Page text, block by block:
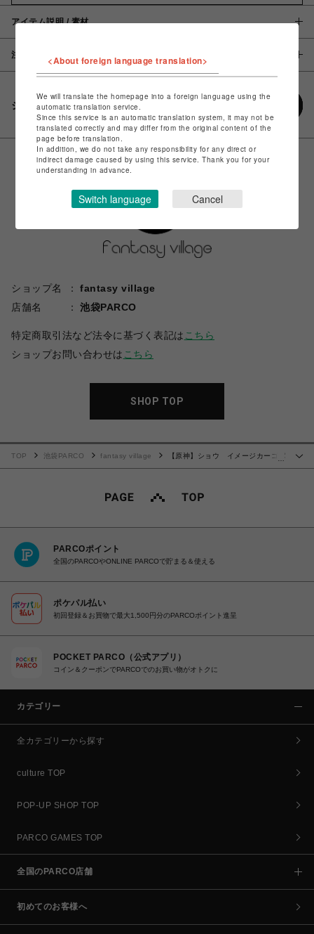
アイテム説明 / 素材
注意事項
シェアする
ショップ名
fantasy village
店舗名
池袋PARCO
特定商取引法など法令に基づく表記は こちら
ショップお問い合わせは こちら
SHOP TOP
TOP 池袋PARCO fantasy village
【原神】ショウ イメージカーゴパ
PARCOポイント
全国のPARCOやONLINE PARCOで貯まる＆使える
ポケパル払い
初回登録＆お買物で最大1,500円分のPARCOポイント進呈
POCKET PARCO（公式アプリ）
コイン＆クーポンでPARCOでのお買い物がオトクに
カテゴリー
全カテゴリーから探す
culture TOP
POP-UP SHOP TOP
PARCO GAMES TOP
全国のPARCO店舗
初めてのお客様へ
<About foreign language translation>
We will translate the homepage into a foreign language using the
automatic translation service.
Since this service is an automatic translation system, it may not be
translated correctly and may differ from the original content of the
page before translation.
In addition, we do not take any responsibility for any direct or
indirect damage caused by using this service. Thank you for your
understanding in advance.
Switch language Cancel